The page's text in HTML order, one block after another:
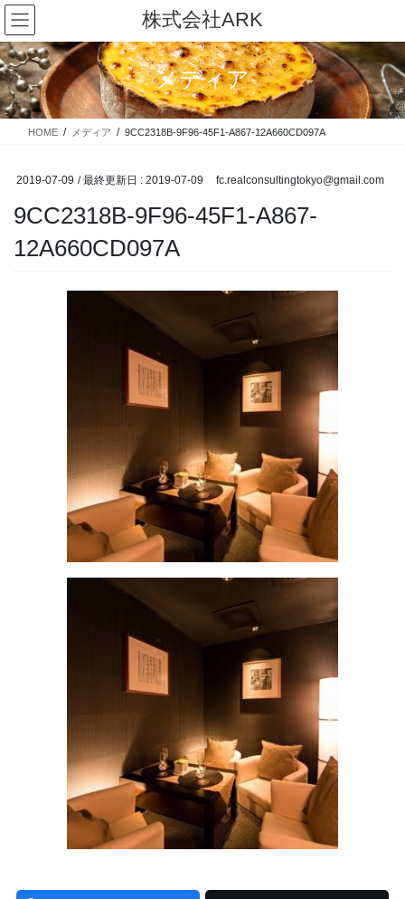
コ
ン
テ
ン
ツ
に
移
ナ
ビ
ゲ
ー
シ
ョ
ン
株式会社ARK
メディア
HOME メディア 9CC2318B-9F96-45F1-A867-12A660CD097A
2019-07-09 / 最終更新日 : 2019-07-09 fc.realconsultingtokyo@gmail.com
9CC2318B-9F96-45F1-A867-
12A660CD097A